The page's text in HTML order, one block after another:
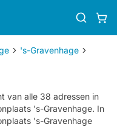
's-Gravenhage
van alle 38 adressen in
's-Gravenhage. In
's-Gravenhage